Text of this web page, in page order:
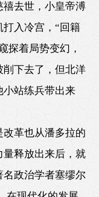
禧去世，小皇帝溥
入冷宫，“回籍
探着局势变幻，
下去了，但北洋
小站练兵带出来
革也从潘多拉的
释放出来后，就
政治学者塞缪尔